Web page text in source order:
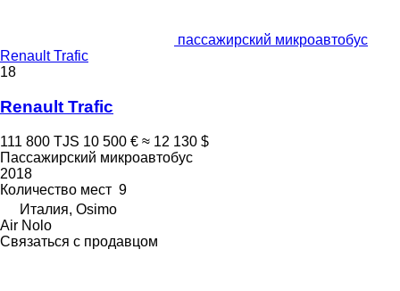
пассажирский микроавтобус
Renault Trafic
18
Renault Trafic
111 800 TJS 10 500 € ≈ 12 130 $
Пассажирский микроавтобус
2018
Количество мест 9
Италия, Osimo
Air Nolo
Связаться с продавцом